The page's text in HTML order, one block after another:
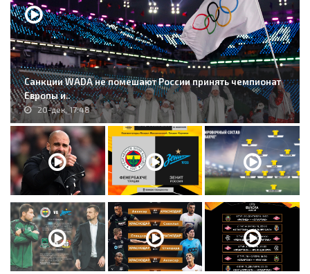
Санкции WADA не помешают России принять чемпионат
Европы и..
20-дек, 17:48